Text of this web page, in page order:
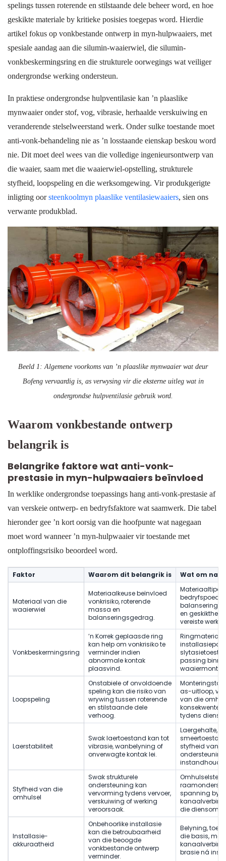
spelings tussen roterende en stilstaande dele beheer word, en hoe
geskikte materiale by kritieke posisies toegepas word. Hierdie
artikel fokus op vonkbestande ontwerp in myn-hulpwaaiers, met
spesiale aandag aan die silumin-waaierwiel, die silumin-
vonkbeskermingsring en die strukturele oorwegings wat veiliger
ondergrondse werking ondersteun.
In praktiese ondergrondse hulpventilasie kan ’n plaaslike
mynwaaier onder stof, vog, vibrasie, herhaalde verskuiwing en
veranderende stelselweerstand werk. Onder sulke toestande moet
anti-vonk-behandeling nie as ’n losstaande eienskap beskou word
nie. Dit moet deel wees van die volledige ingenieursontwerp van
die waaier, saam met die waaierwiel-opstelling, strukturele
styfheid, loopspeling en die werksomgewing. Vir produkgerigte
inligting oorsteenkoolmyn plaaslike ventilasiewaaiers, sien ons
verwante produkblad.
Beeld 1: Algemene voorkoms van ’n plaaslike mynwaaier wat deur
Bofeng vervaardig is, as verwysing vir die eksterne uitleg wat in
ondergrondse hulpventilasie gebruik word.
Waarom vonkbestande ontwerp
belangrik is
Belangrike faktore wat anti-vonk-
prestasie in myn-hulpwaaiers beïnvloed
In werklike ondergrondse toepassings hang anti-vonk-prestasie af
van verskeie ontwerp- en bedryfsfaktore wat saamwerk. Die tabel
hieronder gee ’n kort oorsig van die hoofpunte wat nagegaan
moet word wanneer ’n myn-hulpwaaier vir toestande met
ontploffingsrisiko beoordeel word.
Faktor Waarom dit belangrik is Wat om na
Materiaal van die
waaierwiel
Materiaalkeuse beïnvloed
vonkrisiko, roterende
massa en
balanseringsgedrag.
Materiaaltipes,
bedryfspoed,
en geskiktheid
vereiste
Vonkbeskermingsring
’n Korrek geplaasde ring
kan help om vonkrisiko te
verminder indien
abnormale kontak
plaasvind.
Ringmateriaal,
passing binne
Loopspeling
Onstabiele of onvoldoende
speling kan die risiko van
wrywing tussen roterende
en stilstaande dele
verhoog.
as-uitloop,
van die
konsekwente
tydens diens.
Laerstabiliteit
Swak laertoestand kan tot
vibrasie, wanbelyning of
onverwagte kontak lei.
Laergehalte,
styfheid van
Styfheid van die
omhulsel
Swak strukturele
ondersteuning kan
vervorming tydens vervoer,
verskuiwing of werking
veroorsaak.
spanning by
die
Installasie-
akkuraatheid
Onbehoorlike installasie
kan die betroubaarheid
van die beoogde
vonkbestande ontwerp
verminder.
Belyning,
die basis,
brasie ná